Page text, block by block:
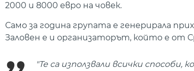
2000 и 8000 евро на човек.
Само за година групата е генерирала
Заловен е и организаторът, който е от
"Те са използвали всички